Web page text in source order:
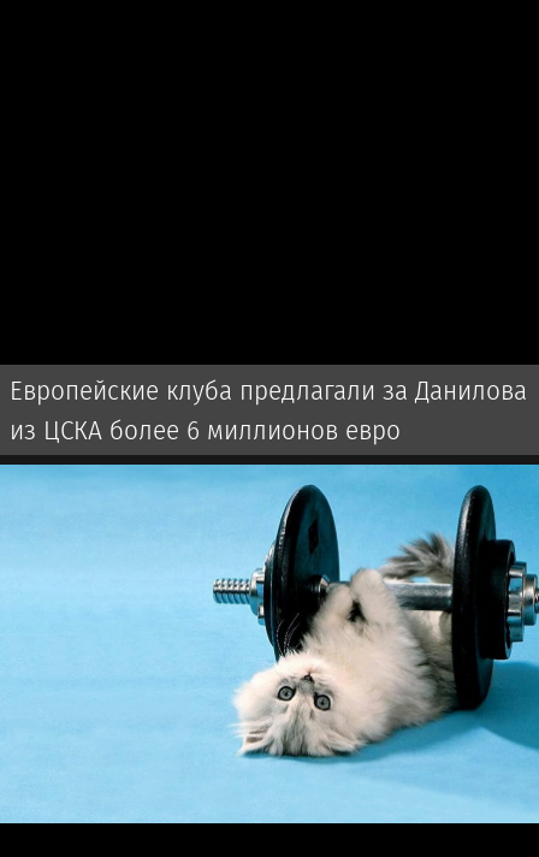
Европейские клуба предлагали за Данилова
из ЦСКА более 6 миллионов евро